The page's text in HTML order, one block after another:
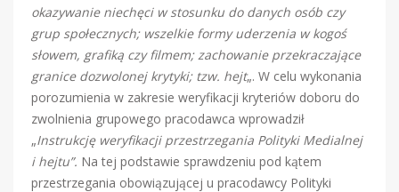
okazywanie niechęci w stosunku do danych osób czy
grup społecznych; wszelkie formy uderzenia w kogoś
słowem, grafiką czy filmem; zachowanie przekraczające
granice dozwolonej krytyki; tzw. hejt„. W celu wykonania
porozumienia w zakresie weryfikacji kryteriów doboru do
zwolnienia grupowego pracodawca wprowadził
„Instrukcję weryfikacji przestrzegania Polityki Medialnej
i hejtu”. Na tej podstawie sprawdzeniu pod kątem
przestrzegania obowiązującej u pracodawcy Polityki